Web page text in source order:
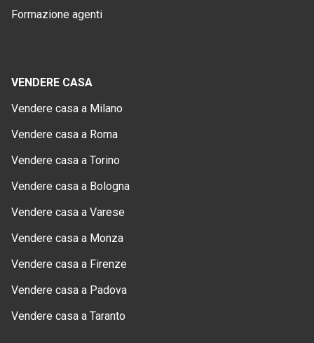
Formazione agenti
VENDERE CASA
Vendere casa a Milano
Vendere casa a Roma
Vendere casa a Torino
Vendere casa a Bologna
Vendere casa a Varese
Vendere casa a Monza
Vendere casa a Firenze
Vendere casa a Padova
Vendere casa a Taranto